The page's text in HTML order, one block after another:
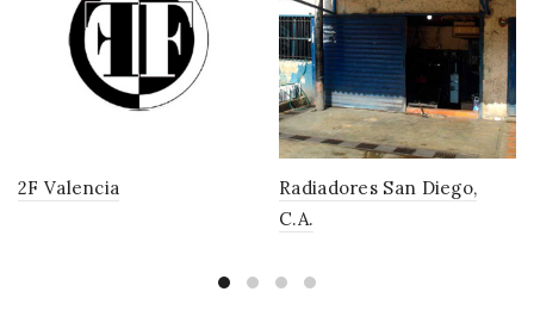
2F Valencia
Radiadores San Diego,
C.A.